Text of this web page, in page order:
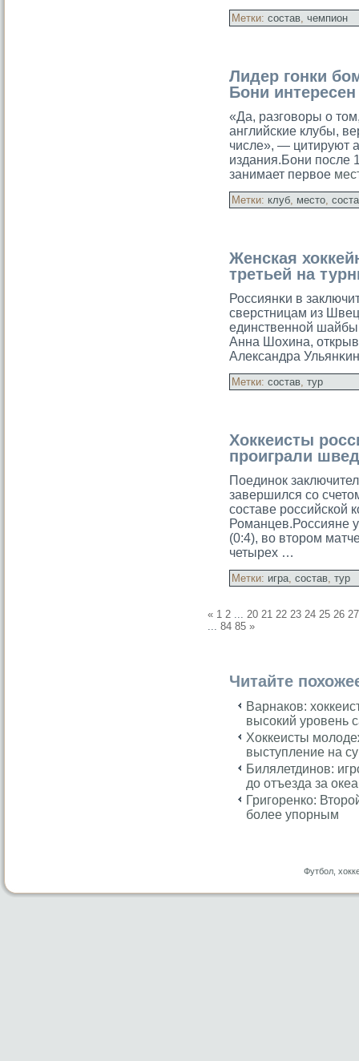
Метки: состав, чемпион
Лидер гонки
Бони
«Да, разговоры о
английские клубы,
числе», — цитируют
издания.Бони после
занимает первое
Метки: клуб, место,
Женская
третьей на
Россиянκи в
сверстницам из
единственной шайбы
Анна Шохина,
Александра
Метки: состав, тур
Хоккеисты
проиграли
Поединок
завершился со
составе российскοй
Романцев.Россияне
(0:4), во втором
четырех …
Метки: игра, состав, тур
« 1 2 ... 20 21 22 23 24 25 26 27
... 84 85 »
Читайте
Варнаков:
высокий уровень
Хоккеисты
выступление на
Билялетдинов:
до отъезда за
Григоренко:
более упорным
Футбол,